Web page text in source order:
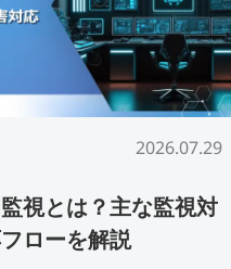
2026.07.29
視とは？主な監視対
ローを解説